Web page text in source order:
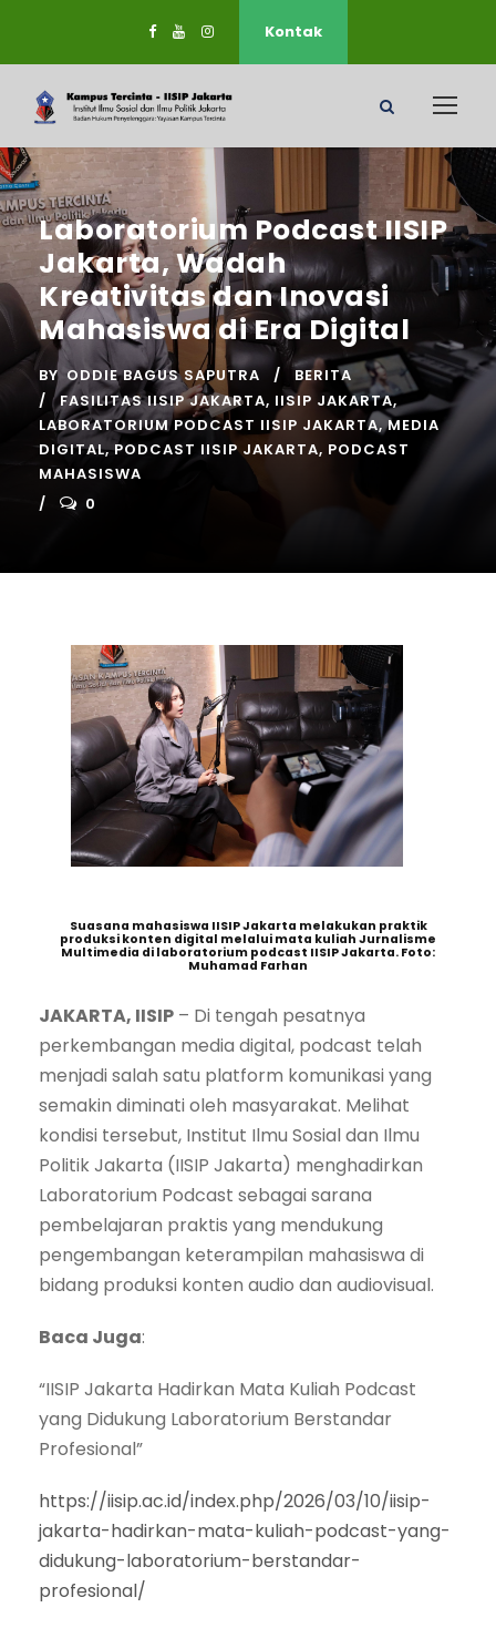
Kontak
Laboratorium Podcast IISIP
Jakarta, Wadah
Kreativitas dan Inovasi
Mahasiswa di Era Digital
BY ODDIE BAGUS SAPUTRA
BERITA
FASILITAS IISIP JAKARTA, IISIP JAKARTA,
LABORATORIUM PODCAST IISIP JAKARTA, MEDIA
DIGITAL, PODCAST IISIP JAKARTA, PODCAST
MAHASISWA
0
Suasana mahasiswa IISIP Jakarta melakukan praktik
produksi konten digital melalui mata kuliah Jurnalisme
Multimedia di laboratorium podcast IISIP Jakarta. Foto:
Muhamad Farhan
JAKARTA, IISIP – Di tengah pesatnya
perkembangan media digital, podcast telah
menjadi salah satu platform komunikasi yang
semakin diminati oleh masyarakat. Melihat
kondisi tersebut, Institut Ilmu Sosial dan Ilmu
Politik Jakarta (IISIP Jakarta) menghadirkan
Laboratorium Podcast sebagai sarana
pembelajaran praktis yang mendukung
pengembangan keterampilan mahasiswa di
bidang produksi konten audio dan audiovisual.
Baca Juga:
“IISIP Jakarta Hadirkan Mata Kuliah Podcast
yang Didukung Laboratorium Berstandar
Profesional”
https://iisip.ac.id/index.php/2026/03/10/iisip-
jakarta-hadirkan-mata-kuliah-podcast-yang-
didukung-laboratorium-berstandar-
profesional/